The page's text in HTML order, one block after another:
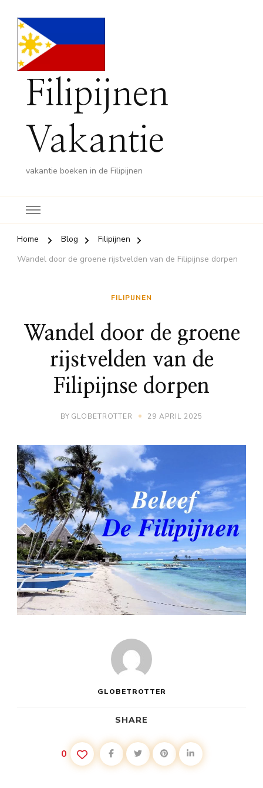
Filipijnen
Vakantie
vakantie boeken in de Filipijnen
Home Blog
Filipijnen
Wandel door de groene rijstvelden van de Filipijnse dorpen
FILIPIJNEN
Wandel door de groene
rijstvelden van de
Filipijnse dorpen
BY GLOBETROTTER 29 APRIL 2025
GLOBETROTTER
SHARE
0